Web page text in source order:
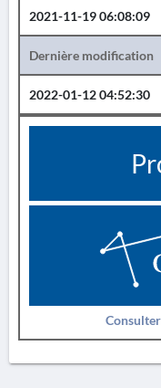
2021-11-19 06:08:09
Dernière modification
2022-01-12 04:52:30